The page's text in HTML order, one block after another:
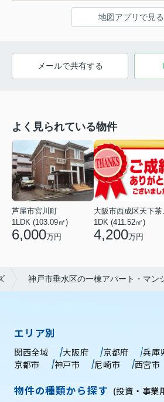
地図アプリで見る
メールで共有する
よく見られている物件
芦屋市宮川町
1LDK (103.09㎡)
6,000万円
1DK (411.52㎡)
4,200万円
神戸市垂水区の一棟アパート・マン
エリア別
関西全域 大阪府 京都府 兵庫
京都市
神戸市 尼崎市 西宮市
物件の種類から探す (投資・事業